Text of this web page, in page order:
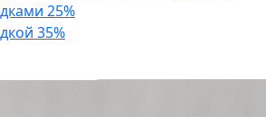
25%
35%